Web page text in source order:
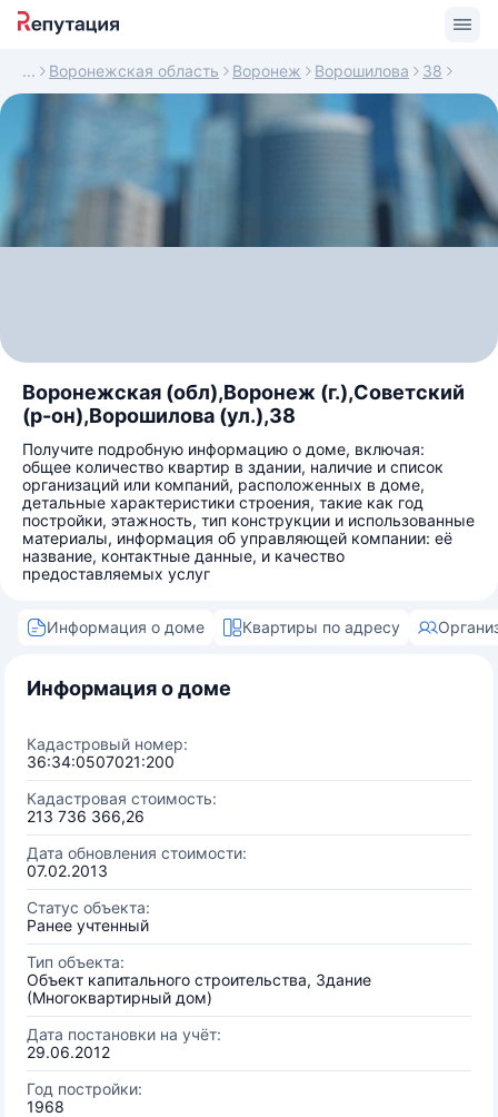
Воронежская область Воронеж Ворошилова 38
Воронежская (обл),Воронеж (г.),Советский
(р-он),Ворошилова (ул.),38
Получите подробную информацию о доме, включая:
общее количество квартир в здании, наличие и список
организаций или компаний, расположенных в доме,
детальные характеристики строения, такие как год
постройки, этажность, тип конструкции и использованные
материалы, информация об управляющей компании: её
название, контактные данные, и качество
предоставляемых услуг
Информация о доме Квартиры по адресу
Информация о доме
Кадастровый номер:
36:34:0507021:200
Кадастровая стоимость:
213 736 366,26
Дата обновления стоимости:
07.02.2013
Статус объекта:
Ранее учтенный
Тип объекта:
Объект капитального строительства, Здание
(Многоквартирный дом)
Дата постановки на учёт:
29.06.2012
Год постройки:
1968